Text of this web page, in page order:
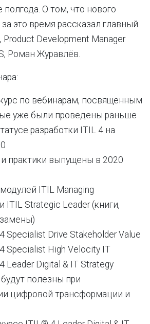
О том, что нового
это время рассказал главный
Product Development Manager
Роман Журавлёв.
по вебинарам, посвященным
уже были проведены раньше
разработки ITIL 4 на
и практики выпущены в 2020
ITIL Managing
ITIL Strategic Leader (книги,
Specialist Drive Stakeholder Value
Specialist High Velocity IT
Leader Digital & IT Strategy
полезны при
цифровой трансформации и